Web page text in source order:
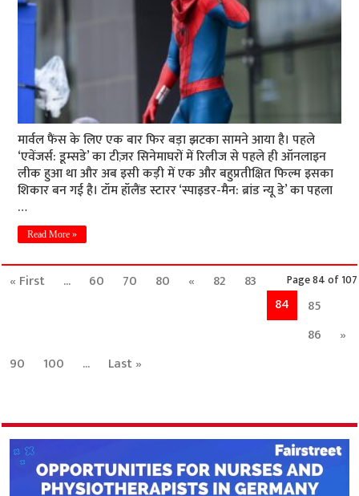
मार्वल फैंस के लिए एक बार फिर बड़ा झटका सामने आया है। पहले
‘एवेंजर्स: डूम्सडे’ का टीज़र सिनेमाघरों में रिलीज से पहले ही ऑनलाइन
लीक हुआ था और अब इसी कड़ी में एक और बहुप्रतीक्षित फिल्म इसका
शिकार बन गई है। टॉम हॉलैंड स्टारर ‘स्पाइडर-मैन: ब्रांड न्यू डे’ का पहला
…
Read More »
Page 84 of 107
« First ... 60 70 80 « 82
83
84
85
86
»
90
100 ... Last »